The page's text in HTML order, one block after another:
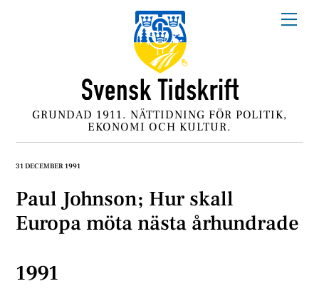
GRUNDAD 1911. NÄTTIDNING FÖR POLITIK,
EKONOMI OCH KULTUR.
31 DECEMBER 1991
Paul Johnson; Hur skall
Europa möta nästa århundrade
1991